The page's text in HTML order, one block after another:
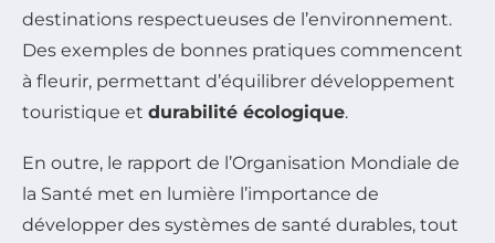
destinations respectueuses de l’environnement.
Des exemples de bonnes pratiques commencent
à fleurir, permettant d’équilibrer développement
touristique et durabilité écologique.
En outre, le rapport de l’Organisation Mondiale de
la Santé met en lumière l’importance de
développer des systèmes de santé durables, tout